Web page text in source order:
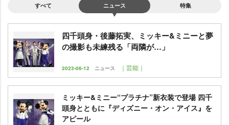
すべて ニュース 特集
四千頭身・後藤拓実、ミッキー&ミニーと夢
の撮影も未練残る「両隣が…」
2023-06-12 ニュース ｜芸能｜
ミッキー&ミニー“プラチナ”新衣装で登場 四千
頭身とともに『ディズニー・オン・アイス』を
アピール